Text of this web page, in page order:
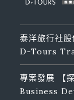
泰洋旅行社
D-Tours
專案發展 【探
Business